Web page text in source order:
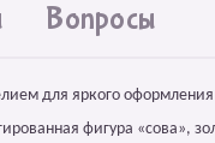
Вопросы
для яркого
фигура «сова»,